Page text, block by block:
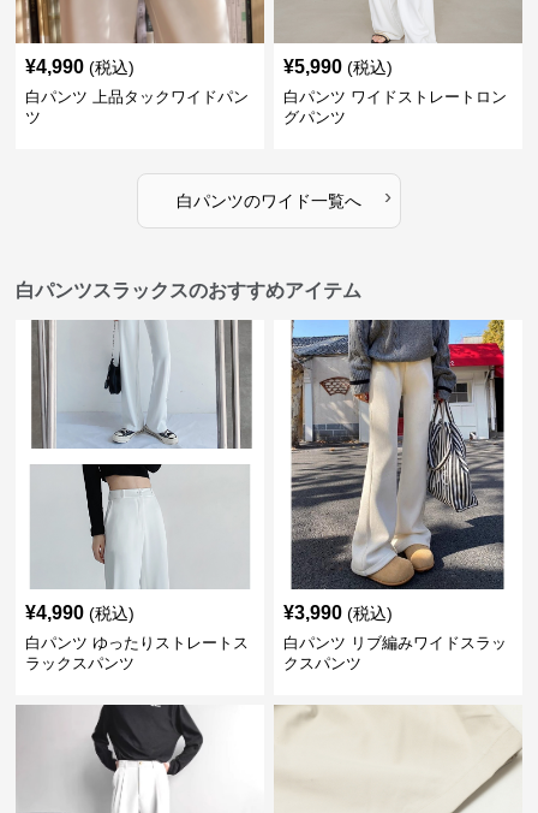
¥4,990 (税込)
白パンツ 上品タックワイドパン
ツ
¥5,990 (税込)
白パンツ ワイドストレートロン
グパンツ
白パンツのワイド一覧へ ›
白パンツスラックスのおすすめアイテム
¥4,990 (税込)
白パンツ ゆったりストレートス
ラックスパンツ
¥3,990 (税込)
白パンツ リブ編みワイドスラッ
クスパンツ